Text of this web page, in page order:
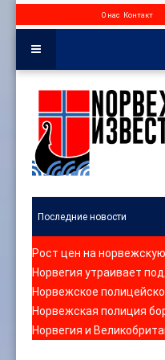
О нас Контакт
Последние новости
Рост цен на
Норвегия утраивает
Норвежское
Норвежская полиция
Норвегия и